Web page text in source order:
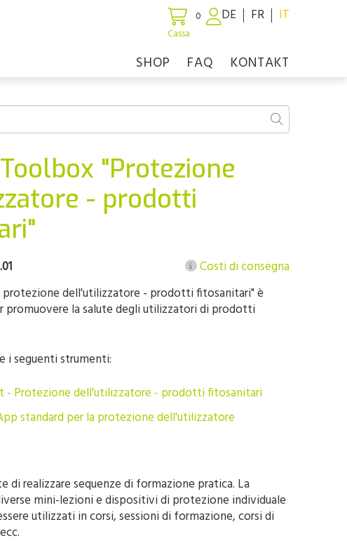
0
Cassa
DE FR IT
SHOP FAQ KONTAKT
"Protezione
- prodotti
Costi di consegna
dell'utilizzatore - prodotti fitosanitari" è
la salute degli utilizzatori di prodotti
seguenti strumenti:
- Protezione dell'utilizzatore - prodotti fitosanitari
standard per la protezione dell'utilizzatore
di realizzare sequenze di formazione pratica. La
mini-lezioni e dispositivi di protezione individuale
utilizzati in corsi, sessioni di formazione, corsi di